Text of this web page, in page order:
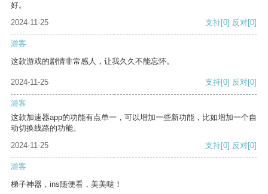
好。
2024-11-25
支持[0] 反对[0]
游客
这款游戏的剧情非常感人，让我久久不能忘怀。
2024-11-25 支持[0] 反对[0]
游客
这款加速器app的功能有点单一，可以增加一些新功能，比如增加一个自
动切换线路的功能。
2024-11-25
支持[0] 反对[0]
游客
梯子神器，ins随便看，美美哒！